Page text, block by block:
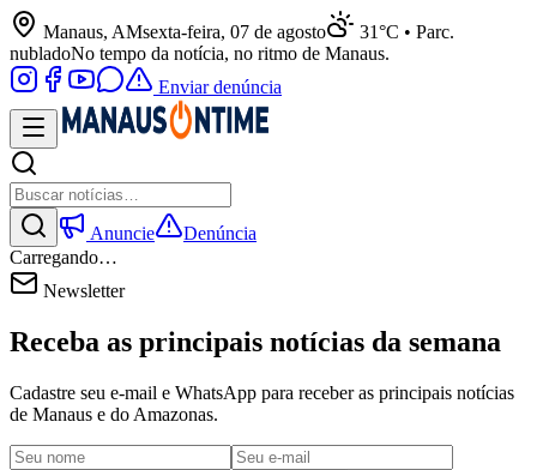
Manaus, AMsexta-feira, 07 de agosto
31°C • Parc.
nubladoNo tempo da notícia, no ritmo de Manaus.
Enviar denúncia
Anuncie
Denúncia
Carregando…
Newsletter
Receba as principais notícias da semana
Cadastre seu e-mail e WhatsApp para receber as principais notícias
de Manaus e do Amazonas.